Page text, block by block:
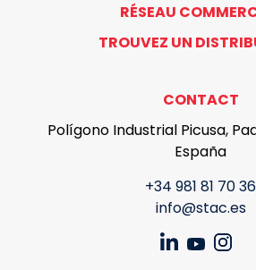
RÉSEAU
TROUVEZ UN
CONTACT
Polígono Industrial Picusa,
España
+34 981 81 70 36
info@stac.es